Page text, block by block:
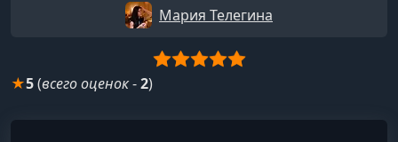
Мария Телегина
★5(всего оценок-2)